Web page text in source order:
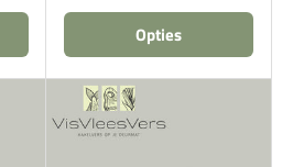
Opties